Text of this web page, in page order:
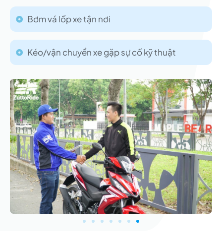
Bơm vá lốp xe tận nơi
Kéo/vận chuyển xe gặp sự cố kỹ thuật